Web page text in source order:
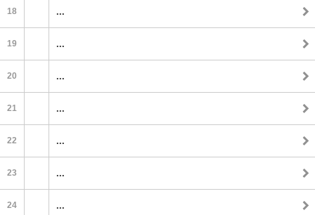
18 ...
19 ...
20 ...
21 ...
22 ...
23 ...
24 ...